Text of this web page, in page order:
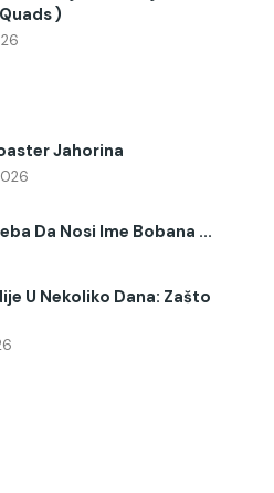
)
Jahorina
Da Nosi Ime Bobana ...
U Nekoliko Dana: Zašto